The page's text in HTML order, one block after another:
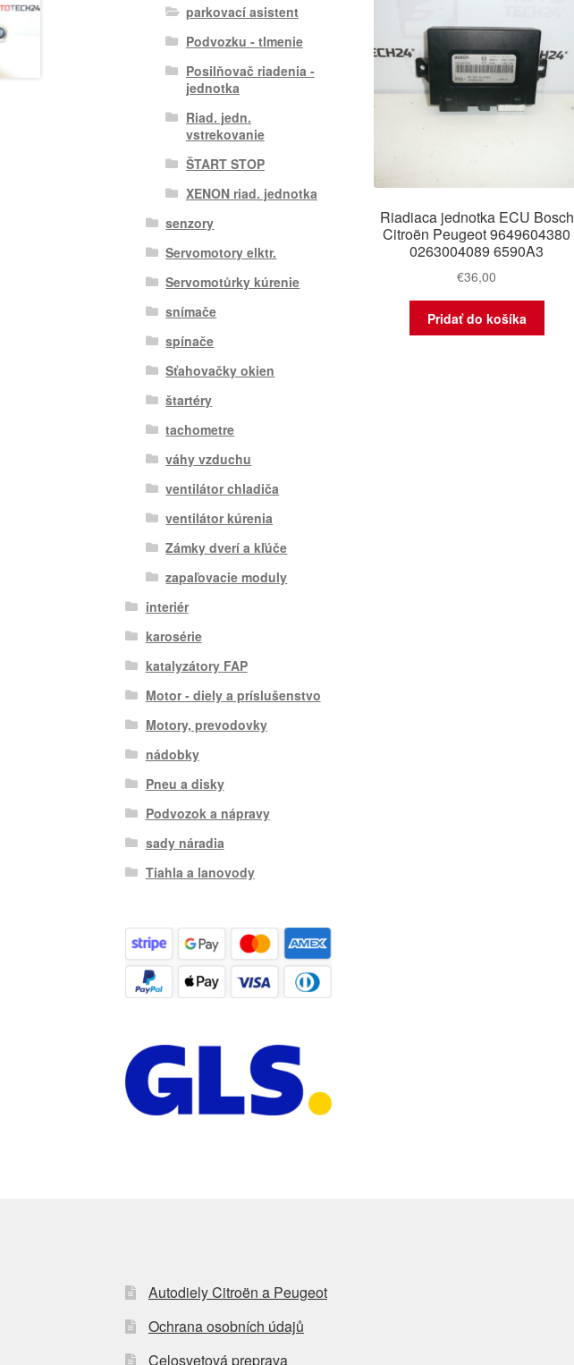
Riadiaca jednotka ECU Bosch
Citroën Peugeot 9649604380
0263004089 6590A3
€36,00
Pridať do košíka
parkovací asistent
Podvozku - tlmenie
Posilňovač riadenia -
jednotka
Riad. jedn.
vstrekovanie
ŠTART STOP
XENON riad. jednotka
senzory
Servomotory elktr.
Servomotůrky kúrenie
snímače
spínače
Sťahovačky okien
štartéry
tachometre
váhy vzduchu
ventilátor chladiča
ventilátor kúrenia
Zámky dverí a kľúče
zapaľovacie moduly
interiér
karosérie
katalyzátory FAP
Motor - diely a príslušenstvo
Motory, prevodovky
nádobky
Pneu a disky
Podvozok a nápravy
sady náradia
Tiahla a lanovody
Autodiely Citroën a Peugeot
Ochrana osobních údajů
Celosvetová preprava